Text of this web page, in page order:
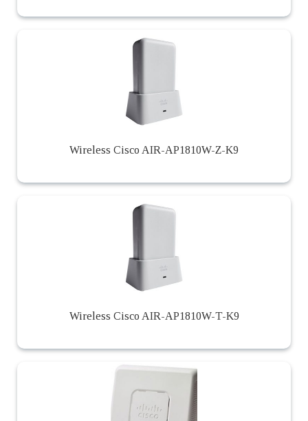
Wireless Cisco AIR-AP1810W-Z-K9
Wireless Cisco AIR-AP1810W-T-K9